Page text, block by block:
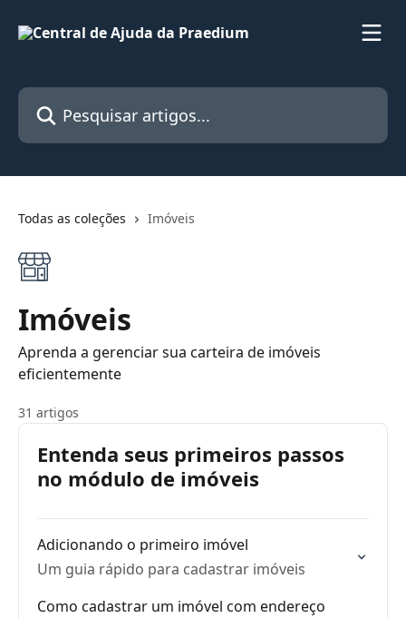
Pesquisar artigos...
Todas as coleções Imóveis
Imóveis
Aprenda a gerenciar sua carteira de imóveis
eficientemente
31 artigos
Entenda seus primeiros passos
no módulo de imóveis
Adicionando o primeiro imóvel
Um guia rápido para cadastrar imóveis
Como cadastrar um imóvel com endereço